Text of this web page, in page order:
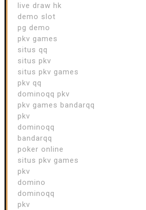
live draw hk
demo slot
pg demo
pkv games
situs qq
situs pkv
situs pkv games
pkv qq
dominoqq pkv
pkv games bandarqq
pkv
dominoqq
bandarqq
poker online
situs pkv games
pkv
domino
dominoqq
pkv